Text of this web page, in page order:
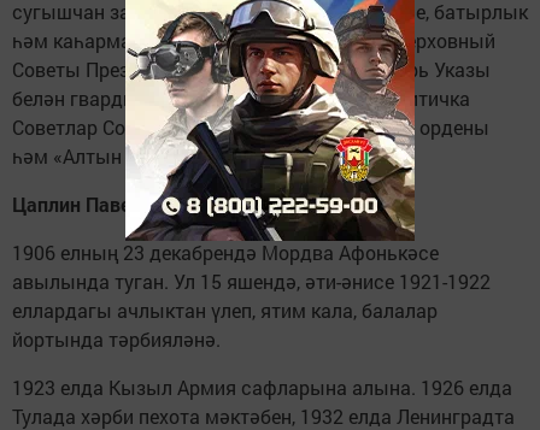
сугышчан заданиеләрен үрнәк төстә үтәгәне, батырлык
һәм каһарманлык күрсәткәне өчен, СССР Верховный
Советы Президиумының 1944 ел 13 сентябрь Указы
белән гвардия полковнигы Конев Иван Никитичка
Советлар Союзы Герое исеме бирелә, Ленин ордены
һәм «Алтын Йолдыз» медале тапшырыла.
Цаплин Павел Алексеевич (1906-1937)
1906 елның 23 декабрендә Мордва Афонькәсе
авылында туган. Ул 15 яшендә, әти-әнисе 1921-1922
еллардагы ачлыктан үлеп, ятим кала, балалар
йортында тәрбияләнә.
1923 елда Кызыл Армия сафларына алына. 1926 елда
Тулада хәрби пехота мәктәбен, 1932 елда Ленинградта